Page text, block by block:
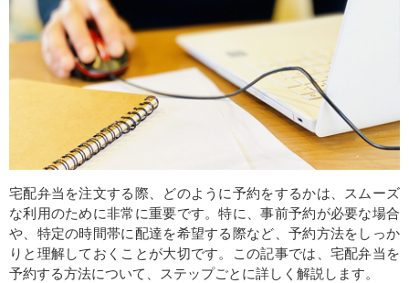
宅配弁当を注文する際、どのように予約をするかは、スムーズ
な利用のために非常に重要です。特に、事前予約が必要な場合
や、特定の時間帯に配達を希望する際など、予約方法をしっか
りと理解しておくことが大切です。この記事では、宅配弁当を
予約する方法について、ステップごとに詳しく解説します。